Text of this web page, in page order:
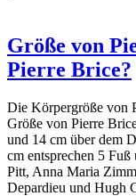
Größe von
Pierre Brice?
Die Körpergröße von
Größe von Pierre
und 14 cm über dem
cm entsprechen 5
Pitt, Anna Maria
Depardieu und Hugh